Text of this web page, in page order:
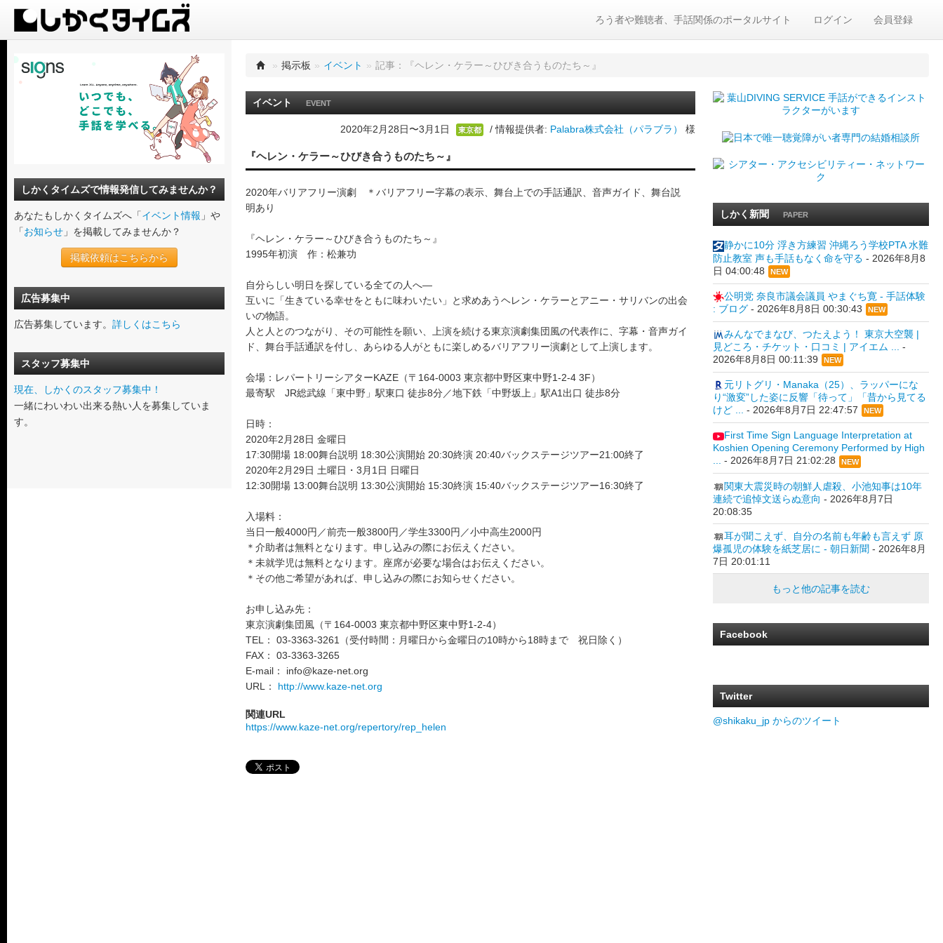
ログイン 会員登録
ろう者や難聴者、手話関係のポータルサイト
しかくタイムズで情報発信してみませんか？
あなたもしかくタイムズへ「イベント情報 」や
「お知らせ 」を掲載してみませんか？
掲載依頼はこちらから
広告募集中
広告募集しています。 詳しくはこちら
スタッフ募集中
現在、しかくのスタッフ募集中！
一緒にわいわい出来る熱い人を募集していま
す。
» 掲示板 » イベント » 記事：『ヘレン・ケラー～ひびき合うものたち～』
イベント EVENT
2020年2月28日〜3月1日 東京都 / 情報提供者: Palabra株式会社（パラブラ） 様
『ヘレン・ケラー～ひびき合うものたち～』
2020年バリアフリー演劇 ＊バリアフリー字幕の表示、舞台上での手話通訳、音声ガイド、舞台説
明あり
『ヘレン・ケラー～ひびき合うものたち～』
1995年初演 作：松兼功
自分らしい明日を探している全ての人へ―
互いに「生きている幸せをともに味わいたい」と求めあうヘレン・ケラーとアニー・サリバンの出会
いの物語。
人と人とのつながり、その可能性を願い、上演を続ける東京演劇集団風の代表作に、字幕・音声ガイ
ド、舞台手話通訳を付し、あらゆる人がともに楽しめるバリアフリー演劇として上演します。
会場：レパートリーシアターKAZE（〒164-0003 東京都中野区東中野1-2-4 3F）
最寄駅 JR総武線「東中野」駅東口 徒歩8分／地下鉄「中野坂上」駅A1出口 徒歩8分
日時：
2020年2月28日 金曜日
17:30開場 18:00舞台説明 18:30公演開始 20:30終演 20:40バックステージツアー21:00終了
2020年2月29日 土曜日・3月1日 日曜日
12:30開場 13:00舞台説明 13:30公演開始 15:30終演 15:40バックステージツアー16:30終了
入場料：
当日一般4000円／前売一般3800円／学生3300円／小中高生2000円
＊介助者は無料となります。申し込みの際にお伝えください。
＊未就学児は無料となります。座席が必要な場合はお伝えください。
＊その他ご希望があれば、申し込みの際にお知らせください。
お申し込み先：
東京演劇集団風（〒164-0003 東京都中野区東中野1-2-4）
TEL： 03-3363-3261（受付時間：月曜日から金曜日の10時から18時まで 祝日除く）
FAX： 03-3363-3265
E-mail： info@kaze-net.org
URL： http://www.kaze-net.org
関連URL
https://www.kaze-net.org/repertory/rep_helen
しかく新聞 PAPER
静かに10分 浮き方練習 沖縄ろう学校PTA 水難
防止教室 声も手話もなく命を守る - 2026年8月8
日 04:00:48
NEW
公明党 奈良市議会議員 やまぐち寛 - 手話体験
: ブログ- 2026年8月8日 00:30:43 NEW
みんなでまなび、つたえよう！ 東京大空襲 |
見どころ・チケット・口コミ | アイエム ...
-
2026年8月8日 00:11:39
NEW
元リトグリ・Manaka（25）、ラッパーにな
り“激変”した姿に反響「待って」「昔から見てる
けど ... - 2026年8月7日 22:47:57 NEW
First Time Sign Language Interpretation at
Koshien Opening Ceremony Performed by High
... - 2026年8月7日 21:02:28 NEW
関東大震災時の朝鮮人虐殺、小池知事は10年
連続で追悼文送らぬ意向 - 2026年8月7日
20:08:35
耳が聞こえず、自分の名前も年齢も言えず 原
爆孤児の体験を紙芝居に - 朝日新聞 - 2026年8月
7日 20:01:11
もっと他の記事を読む
Facebook
Twitter
@shikaku_jp からのツイート